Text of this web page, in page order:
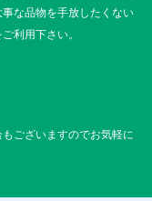
な品物を手放したくない
利用下さい。
ございますのでお気軽に